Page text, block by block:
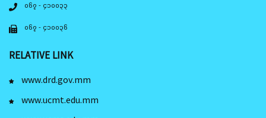
၀၆၇ - ၄၁၀၀၃၃
၀၆၇ - ၄၁၀၀၃၆
RELATIVE LINK
www.drd.gov.mm
www.ucmt.edu.mm